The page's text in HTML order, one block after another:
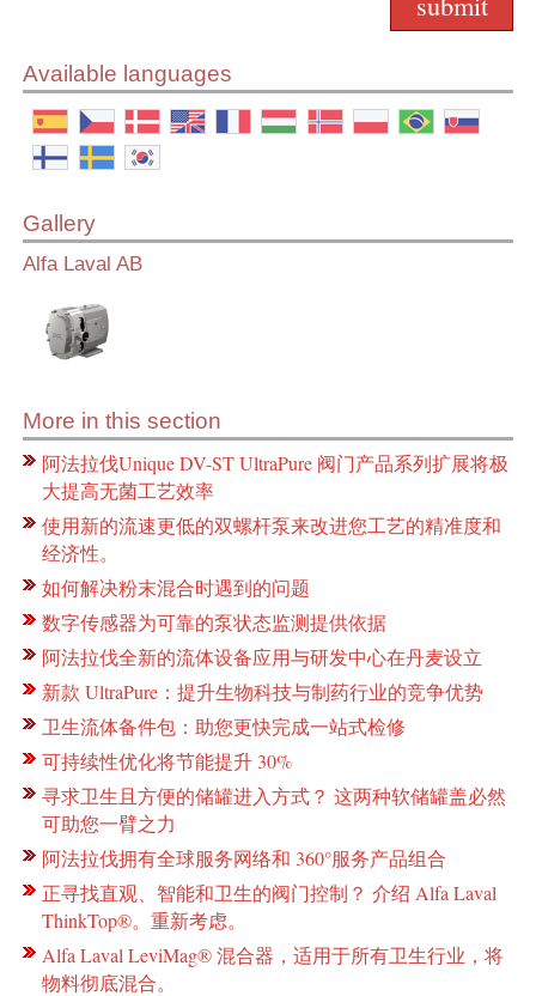
Available languages
Gallery
Alfa Laval AB
More in this section
阿法拉伐Unique DV-ST UltraPure 阀门产品系列扩展将极
大提高无菌工艺效率
使用新的流速更低的双螺杆泵来改进您工艺的精准度和
经济性。
如何解决粉末混合时遇到的问题
数字传感器为可靠的泵状态监测提供依据
阿法拉伐全新的流体设备应用与研发中心在丹麦设立
新款 UltraPure：提升生物科技与制药行业的竞争优势
卫生流体备件包：助您更快完成一站式检修
可持续性优化将节能提升 30%
寻求卫生且方便的储罐进入方式？ 这两种软储罐盖必然
可助您一臂之力
阿法拉伐拥有全球服务网络和 360°服务产品组合
正寻找直观、智能和卫生的阀门控制？ 介绍 Alfa Laval
ThinkTop®。重新考虑。
Alfa Laval LeviMag® 混合器，适用于所有卫生行业，将
物料彻底混合。